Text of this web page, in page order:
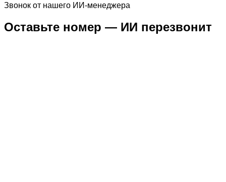
Звонок от нашего ИИ-менеджера
Оставьте номер — ИИ перезвонит